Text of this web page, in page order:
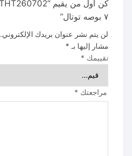
٧ بوصه توتال”
لن يتم نشر عنوان بريدك الإلكتروني.
مشار إليها بـ *
تقييمك *
مراجعتك *